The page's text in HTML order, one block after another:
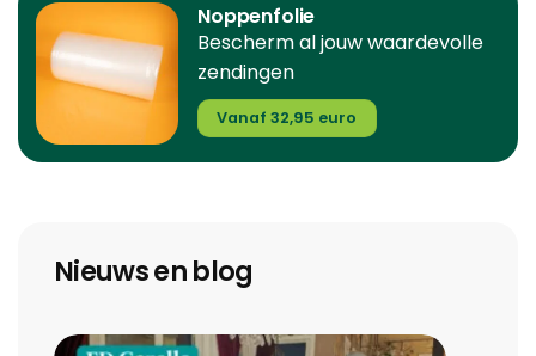
Noppenfolie
Bescherm al jouw waardevolle
zendingen
Vanaf 32,95 euro
Nieuws en blog